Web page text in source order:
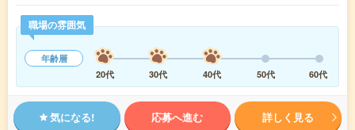
職場の雰囲気
年齢層
20代
30代 40代 50代 60代
気になる! 応募へ進む 詳しく見る